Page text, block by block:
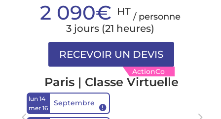
2 090€ HT / personne
3 jours (21 heures)
ActionCo
Paris | Classe Virtuelle
lun 14
mer 16
Septembre
